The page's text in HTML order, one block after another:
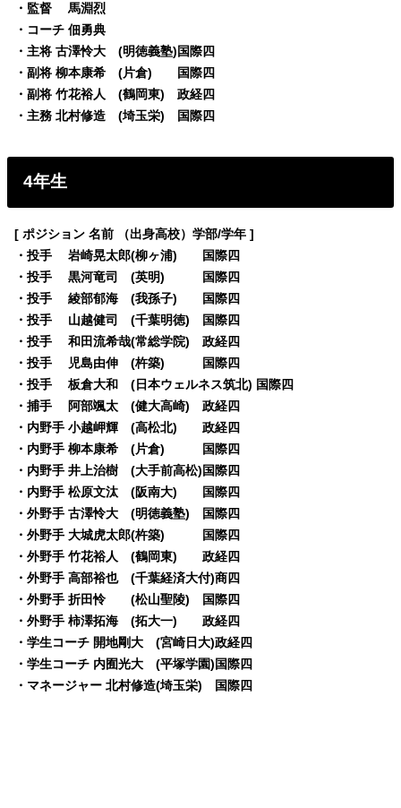
・監督 馬淵烈
・コーチ 佃勇典
・主将 古澤怜大 (明徳義塾)国際四
・副将 柳本康希 (片倉) 国際四
・副将 竹花裕人 (鶴岡東) 政経四
・主務 北村修造 (埼玉栄) 国際四
4年生
[ ポジション 名前 （出身高校）学部/学年 ]
・投手 岩崎晃太郎(柳ヶ浦) 国際四
・投手 黒河竜司 (英明) 国際四
・投手 綾部郁海 (我孫子) 国際四
・投手 山越健司 (千葉明徳) 国際四
・投手 和田流希哉(常総学院) 政経四
・投手 児島由伸 (杵築) 国際四
・投手 板倉大和 (日本ウェルネス筑北) 国際四
・捕手 阿部颯太 (健大高崎) 政経四
・内野手 小越岬輝 (高松北) 政経四
・内野手 柳本康希 (片倉) 国際四
・内野手 井上治樹 (大手前高松)国際四
・内野手 松原文汰 (阪南大) 国際四
・外野手 古澤怜大 (明徳義塾) 国際四
・外野手 大城虎太郎(杵築) 国際四
・外野手 竹花裕人 (鶴岡東) 政経四
・外野手 高部裕也 (千葉経済大付)商四
・外野手 折田怜 (松山聖陵) 国際四
・外野手 柿澤拓海 (拓大一) 政経四
・学生コーチ 開地剛大 (宮崎日大)政経四
・学生コーチ 内囿光大 (平塚学園)国際四
・マネージャー 北村修造(埼玉栄) 国際四